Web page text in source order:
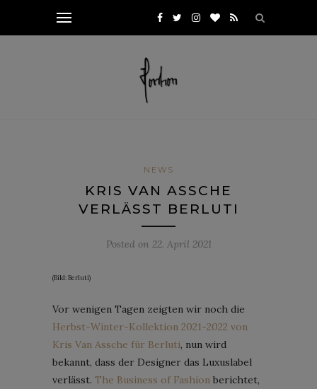
NEWS
KRIS VAN ASSCHE
VERLÄSST BERLUTI
Posted on 22. April 2021
(Bild: Berluti)
Vor wenigen Tagen zeigten wir noch die
Herbst-Winter-Kollektion 2021-2022 von
Kris Van Assche für Berluti, nun wird
bekannt, dass der Designer das Luxuslabel
verlässt. The Business of Fashion berichtet,